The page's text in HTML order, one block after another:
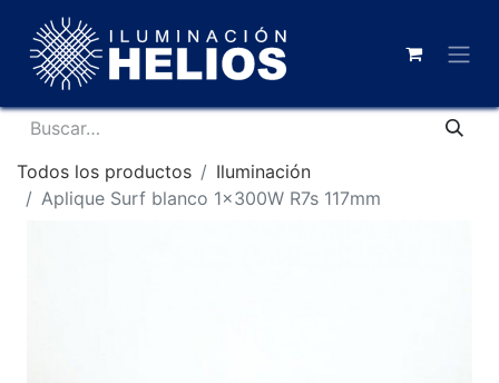
Todos los productos
Iluminación
Aplique Surf blanco 1x300W R7s 117mm